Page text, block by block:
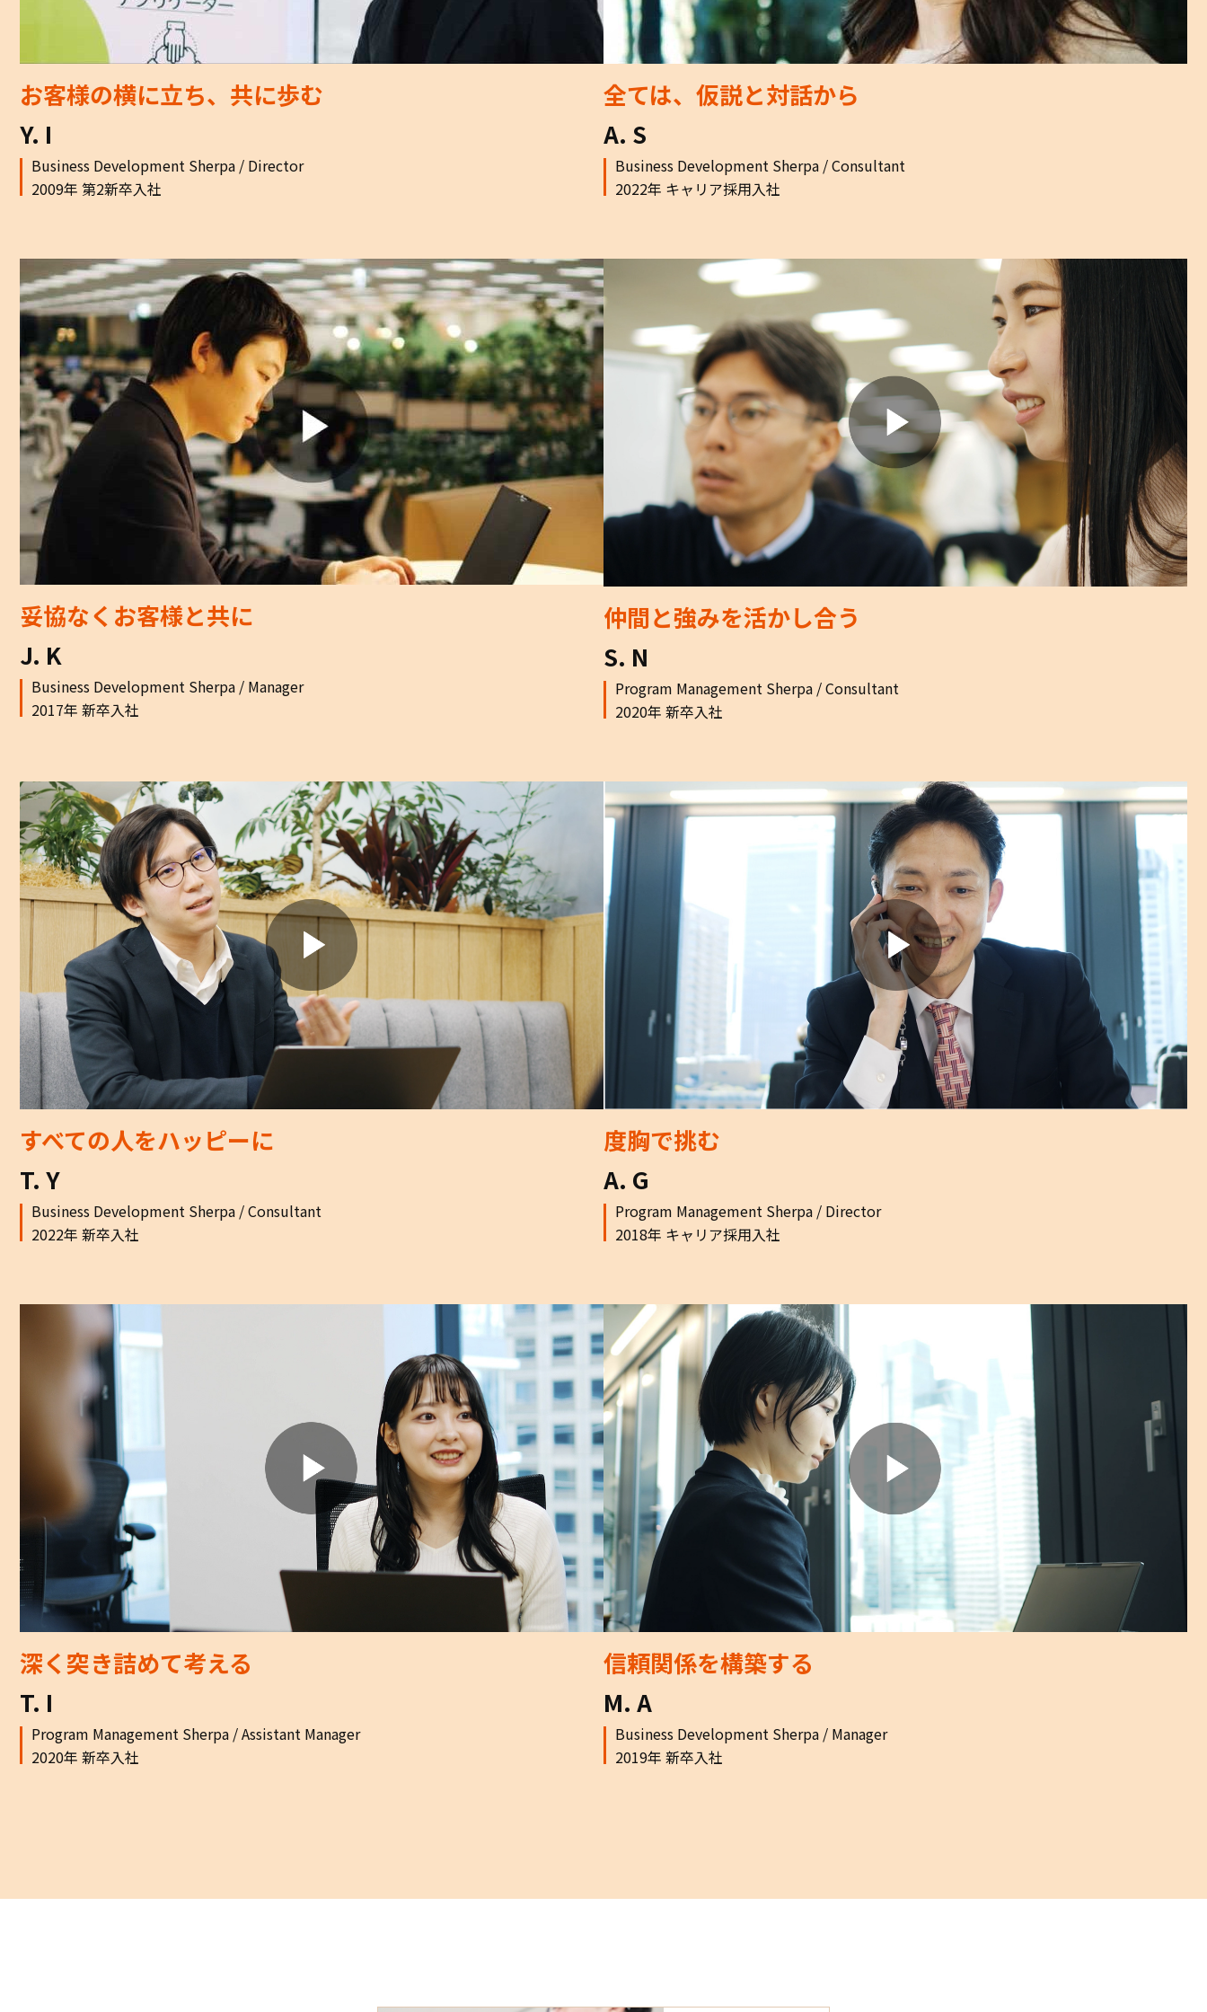
お客様の横に立ち、共に歩む
Y. I
Business Development Sherpa / Director
2009年 第2新卒入社
全ては、仮説と対話から
A. S
Business Development Sherpa / Consultant
2022年 キャリア採用入社
妥協なくお客様と共に
J. K
Business Development Sherpa / Manager
2017年 新卒入社
仲間と強みを活かし合う
S. N
Program Management Sherpa / Consultant
2020年 新卒入社
すべての人をハッピーに
T. Y
Business Development Sherpa / Consultant
2022年 新卒入社
度胸で挑む
A. G
Program Management Sherpa / Director
2018年 キャリア採用入社
深く突き詰めて考える
T. I
Program Management Sherpa / Assistant Manager
2020年 新卒入社
信頼関係を構築する
M. A
Business Development Sherpa / Manager
2019年 新卒入社